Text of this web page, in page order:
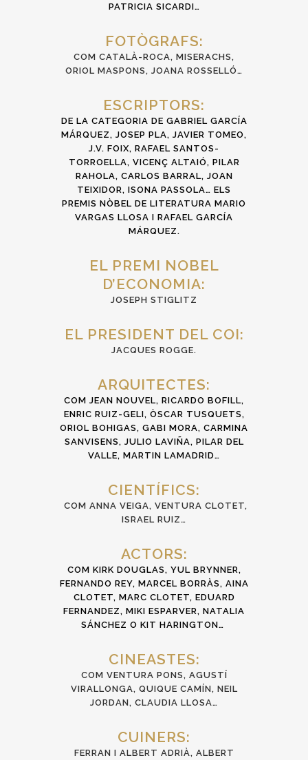
PATRICIA SICARDI…
FOTÒGRAFS:
COM CATALÀ-ROCA, MISERACHS,
ORIOL MASPONS, JOANA ROSSELLÓ…
ESCRIPTORS:
DE LA CATEGORIA DE GABRIEL GARCÍA
MÁRQUEZ, JOSEP PLA, JAVIER TOMEO,
J.V. FOIX, RAFAEL SANTOS-
TORROELLA, VICENÇ ALTAIÓ, PILAR
RAHOLA, CARLOS BARRAL, JOAN
TEIXIDOR, ISONA PASSOLA… ELS
PREMIS NÒBEL DE LITERATURA MARIO
VARGAS LLOSA I RAFAEL GARCÍA
MÁRQUEZ.
EL PREMI NOBEL
D’ECONOMIA:
JOSEPH STIGLITZ
EL PRESIDENT DEL COI:
JACQUES ROGGE.
ARQUITECTES:
COM JEAN NOUVEL, RICARDO BOFILL,
ENRIC RUIZ-GELI, ÒSCAR TUSQUETS,
ORIOL BOHIGAS, GABI MORA, CARMINA
SANVISENS, JULIO LAVIÑA, PILAR DEL
VALLE, MARTIN LAMADRID…
CIENTÍFICS:
COM ANNA VEIGA, VENTURA CLOTET,
ISRAEL RUIZ…
ACTORS:
COM KIRK DOUGLAS, YUL BRYNNER,
FERNANDO REY, MARCEL BORRÀS, AINA
CLOTET, MARC CLOTET, EDUARD
FERNANDEZ, MIKI ESPARVER, NATALIA
SÁNCHEZ O KIT HARINGTON…
CINEASTES:
COM VENTURA PONS, AGUSTÍ
VIRALLONGA, QUIQUE CAMÍN, NEIL
JORDAN, CLAUDIA LLOSA…
CUINERS:
FERRAN I ALBERT ADRIÀ, ALBERT